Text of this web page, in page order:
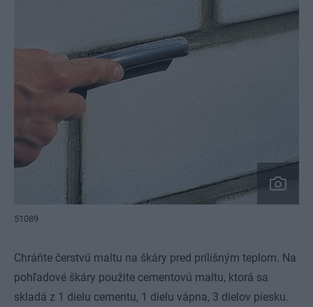
51089
Chráňte čerstvú maltu na škáry pred prílišným teplom. Na
pohľadové škáry použite cementovú maltu, ktorá sa
skladá z 1 dielu cementu, 1 dielu vápna, 3 dielov piesku.